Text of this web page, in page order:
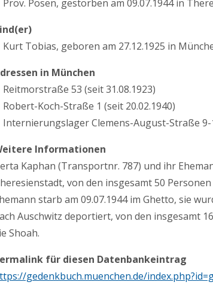
Prov. Posen, gestorben am 09.07.1944 in
Kurt Tobias, geboren am 27.12.1925 in
in München
Reitmorstraße 53 (seit 31.08.1923)
Robert-Koch-Straße 1 (seit 20.02.1940)
Internierungslager Clemens-August-Straße 9-
Informationen
Kaphan (Transportnr. 787) und ihr
von den insgesamt 50
starb am 09.07.1944 im Ghetto, sie
Auschwitz deportiert, von den insgesamt
Shoah.
für diesen Datenbankeintrag
gedenkbuch.muenchen.de/